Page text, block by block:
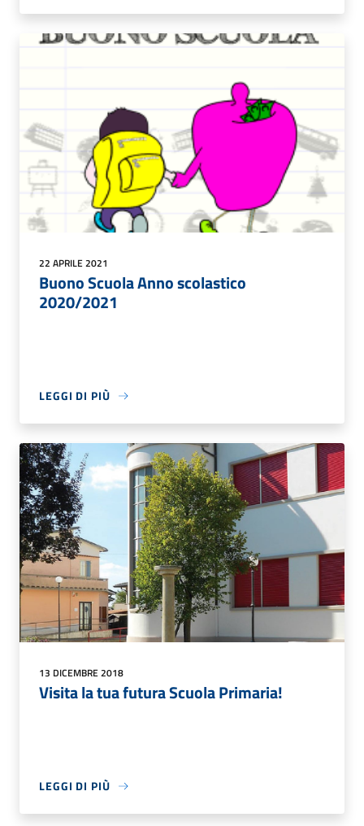
22 APRILE 2021
Buono Scuola Anno scolastico
2020/2021
LEGGI DI PIÙ
13 DICEMBRE 2018
Visita la tua futura Scuola Primaria!
LEGGI DI PIÙ